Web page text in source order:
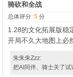
骑砍和全战
总体评分: 5 分
1.28的文化拓展版稳
开局不久大地图上必
朱朱朱Zzz:
把AI同伴、骑士关了试